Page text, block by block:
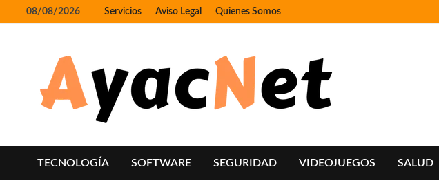
to
08/08/2026 Servicios Aviso Legal Quienes Somos
TECNOLOGÍA SOFTWARE SEGURIDAD VIDEOJUEGOS SALUD